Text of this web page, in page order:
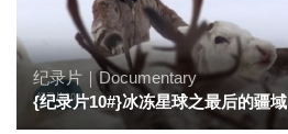
纪录片｜Documentary
{纪录片10#}冰冻星球之最后的疆域